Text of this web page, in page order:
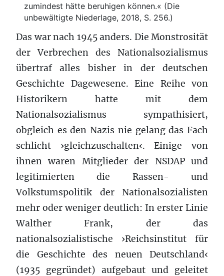
zumindest hätte beruhigen können.« (Die
unbewältigte Niederlage, 2018, S. 256.)
Das war nach 1945 anders. Die Monstrosität
der Verbrechen des Nationalsozialismus
übertraf alles bisher in der deutschen
Geschichte Dagewesene. Eine Reihe von
Historikern hatte mit dem
Nationalsozialismus sympathisiert,
obgleich es den Nazis nie gelang das Fach
schlicht ›gleichzuschalten‹. Einige von
ihnen waren Mitglieder der NSDAP und
legitimierten die Rassen- und
Volkstumspolitik der Nationalsozialisten
mehr oder weniger deutlich: In erster Linie
Walther Frank, der das
nationalsozialistische ›Reichsinstitut für
die Geschichte des neuen Deutschland‹
(1935 gegründet) aufgebaut und geleitet